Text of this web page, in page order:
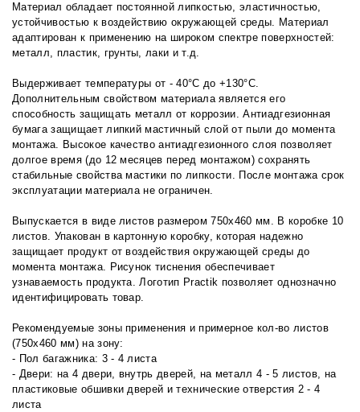
Материал обладает постоянной липкостью, эластичностью,
устойчивостью к воздействию окружающей среды. Материал
адаптирован к применению на широком спектре поверхностей:
металл, пластик, грунты, лаки и т.д.
Выдерживает температуры от - 40°С до +130°С.
Дополнительным свойством материала является его
способность защищать металл от коррозии. Антиадгезионная
бумага защищает липкий мастичный слой от пыли до момента
монтажа. Высокое качество антиадгезионного слоя позволяет
долгое время (до 12 месяцев перед монтажом) сохранять
стабильные свойства мастики по липкости. После монтажа срок
эксплуатации материала не ограничен.
Выпускается в виде листов размером 750х460 мм. В коробке 10
листов. Упакован в картонную коробку, которая надежно
защищает продукт от воздействия окружающей среды до
момента монтажа. Рисунок тиснения обеспечивает
узнаваемость продукта. Логотип Practik позволяет однозначно
идентифицировать товар.
Рекомендуемые зоны применения и примерное кол-во листов
(750х460 мм) на зону:
- Пол багажника: 3 - 4 листа
- Двери: на 4 двери, внутрь дверей, на металл 4 - 5 листов, на
пластиковые обшивки дверей и технические отверстия 2 - 4
листа